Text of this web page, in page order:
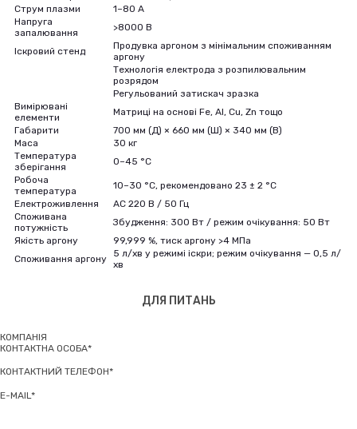
Струм плазми
1–80 А
Напруга
запалювання
>8000 В
Іскровий стенд
Продувка аргоном з мінімальним споживанням
аргону
Технологія електрода з розпилювальним
розрядом
Регульований затискач зразка
Вимірювані
елементи
Матриці на основі Fe, Al, Cu, Zn тощо
Габарити
700 мм (Д) × 660 мм (Ш) × 340 мм (В)
Маса
30 кг
Температура
зберігання
0–45 °C
Робоча
температура
10–30 °C, рекомендовано 23 ± 2 °C
Електроживлення
AC 220 В / 50 Гц
Споживана
потужність
Збудження: 300 Вт / режим очікування: 50 Вт
Якість аргону
99,999 %, тиск аргону >4 МПа
Споживання аргону
5 л/хв у режимі іскри; режим очікування — 0,5 л/
хв
ДЛЯ ПИТАНЬ
КОМПАНІЯ
КОНТАКТНА ОСОБА*
КОНТАКТНИЙ ТЕЛЕФОН*
E-MAIL*